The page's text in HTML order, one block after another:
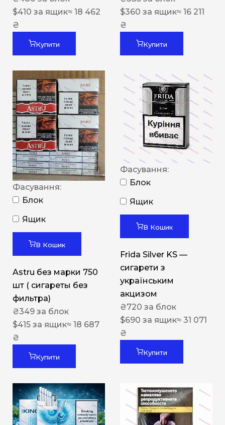
$410 за ящик≈ 18 462
₴
Купити
$360 за ящик≈ 16 211
₴
Купити
Фасування:
Блок
Ящик
В Кошик
Astru без марки 750
шт ( сигареты без
фильтра)
₴349 за блок
$415 за ящик≈ 18 687
₴
Купити
Фасування:
Блок
Ящик
В Кошик
Frida Silver KS —
сигарети з
українським
акцизом
₴720 за блок
$690 за ящик≈ 31 071
₴
Купити